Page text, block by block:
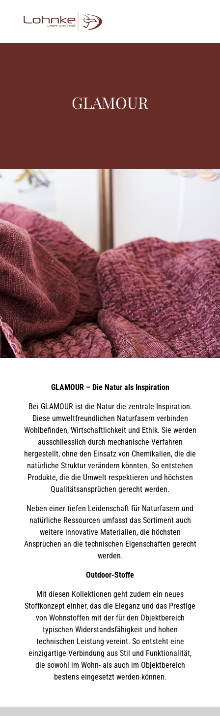
GLAMOUR
GLAMOUR – Die Natur als Inspiration
Bei GLAMOUR ist die Natur die zentrale Inspiration.
Diese umweltfreundlichen Naturfasern verbinden
Wohlbefinden, Wirtschaftlichkeit und Ethik. Sie werden
ausschliesslich durch mechanische Verfahren
hergestellt, ohne den Einsatz von Chemikalien, die die
natürliche Struktur verändern könnten. So entstehen
Produkte, die die Umwelt respektieren und höchsten
Qualitätsansprüchen gerecht werden.
Neben einer tiefen Leidenschaft für Naturfasern und
natürliche Ressourcen umfasst das Sortiment auch
weitere innovative Materialien, die höchsten
Ansprüchen an die technischen Eigenschaften gerecht
werden.
Outdoor-Stoffe
Mit diesen Kollektionen geht zudem ein neues
Stoffkonzept einher, das die Eleganz und das Prestige
von Wohnstoffen mit der für den Objektbereich
typischen Widerstandsfähigkeit und hohen
technischen Leistung vereint. So entsteht eine
einzigartige Verbindung aus Stil und Funktionalität,
die sowohl im Wohn- als auch im Objektbereich
bestens eingesetzt werden können.